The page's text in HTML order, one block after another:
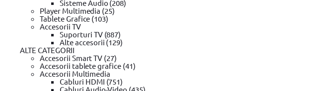
Sisteme Audio (208)
Player Multimedia (25)
Tablete Grafice (103)
Accesorii TV
Suporturi TV (887)
Alte accesorii (129)
ALTE CATEGORII
Accesorii Smart TV (27)
Accesorii tablete grafice (41)
Accesorii Multimedia
Cabluri HDMI (751)
Cleste Declabator Automat 0,5-6 MM YT-2275
Detalii tehnice
Caracteristici generale Tip Cleste
Fii primul care adauga un review